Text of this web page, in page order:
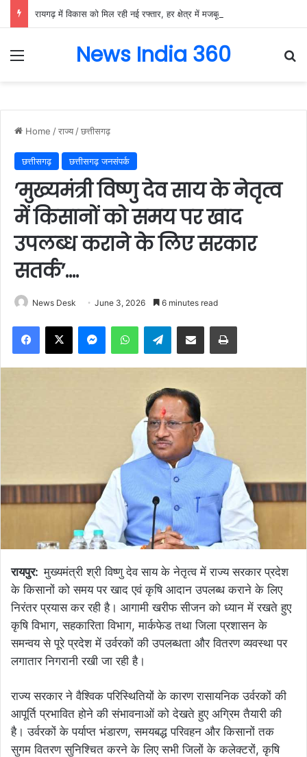
Menu News India 360
Home /राज्य /छत्तीसगढ़
छत्तीसगढ़ छत्तीसगढ़ जनसंपर्क
’मुख्यमंत्री विष्णु देव साय के नेतृत्व
में किसानों को समय पर खाद
उपलब्ध कराने के लिए सरकार
सतर्क’….
News Desk June 3, 2026 6 minutes read
Facebook
X MessengerWhatsAppTelegramShare via Email Print
रायपुर:मुख्यमंत्री श्री विष्णु देव साय के नेतृत्व में राज्य सरकार प्रदेश
के किसानों को समय पर खाद एवं कृषि आदान उपलब्ध कराने के लिए
निरंतर प्रयास कर रही है। आगामी खरीफ सीजन को ध्यान में रखते हुए
कृषि विभाग, सहकारिता विभाग, मार्कफेड तथा जिला प्रशासन के
समन्वय से पूरे प्रदेश में उर्वरकों की उपलब्धता और वितरण व्यवस्था पर
लगातार निगरानी रखी जा रही है।
राज्य सरकार ने वैश्विक परिस्थितियों के कारण रासायनिक उर्वरकों की
आपूर्ति प्रभावित होने की संभावनाओं को देखते हुए अग्रिम तैयारी की
है। उर्वरकों के पर्याप्त भंडारण, समयबद्ध परिवहन और किसानों तक
सुगम वितरण सुनिश्चित करने के लिए सभी जिलों के कलेक्टरों, कृषि